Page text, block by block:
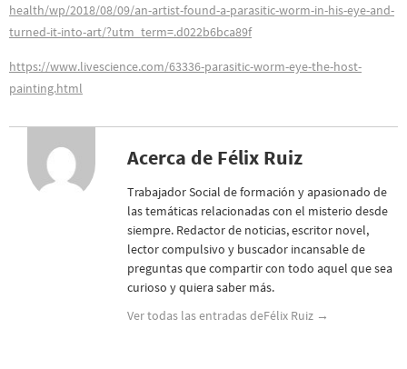
health/wp/2018/08/09/an-artist-found-a-parasitic-worm-in-his-eye-and-
turned-it-into-art/?utm_term=.d022b6bca89f
https://www.livescience.com/63336-parasitic-worm-eye-the-host-
painting.html
Acerca de Félix Ruiz
Trabajador Social de formación y apasionado de
las temáticas relacionadas con el misterio desde
siempre. Redactor de noticias, escritor novel,
lector compulsivo y buscador incansable de
preguntas que compartir con todo aquel que sea
curioso y quiera saber más.
Ver todas las entradas deFélix Ruiz →